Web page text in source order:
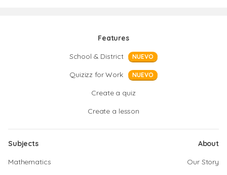
Features
School & District
NUEVO
Quizizz for Work NUEVO
Create a quiz
Create a lesson
Subjects
Mathematics
About
Our Story